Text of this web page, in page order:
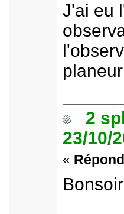
J'ai eu
2
23/10/
«